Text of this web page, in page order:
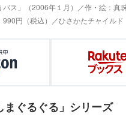
バス」（2006年１月）／作・絵：真
990円（税込）／ひさかたチャイルド
まぐるぐる」シリーズ